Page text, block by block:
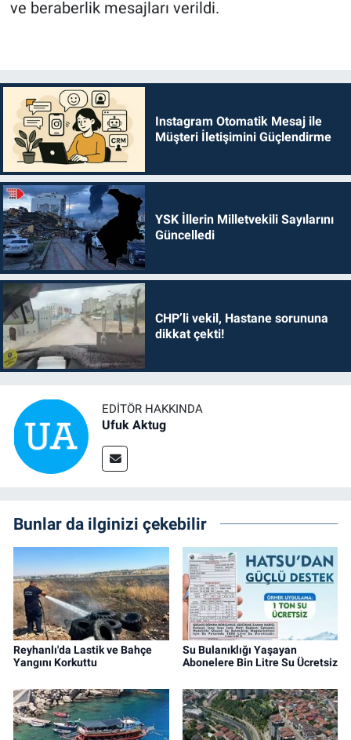
ve beraberlik mesajları verildi.
Instagram Otomatik Mesaj ile
Müşteri İletişimini Güçlendirme
YSK İllerin Milletvekili Sayılarını
Güncelledi
CHP’li vekil, Hastane sorununa
dikkat çekti!
EDITÖR HAKKINDA
Ufuk Aktug
Bunlar da ilginizi çekebilir
Reyhanlı'da Lastik ve Bahçe
Yangını Korkuttu
Su Bulanıklığı Yaşayan
Abonelere Bin Litre Su Ücretsiz